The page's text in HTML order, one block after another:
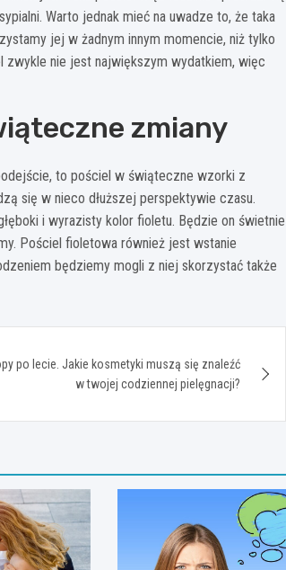
Warto jednak mieć na uwadze to, że taka
jej w żadnym innym momencie, niż tylko
zwykle nie jest największym wydatkiem, więc
zmiany
to pościel w świąteczne wzorki z
się w nieco dłuższej perspektywie czasu.
i wyrazisty kolor fioletu. Będzie on świetnie
Pościel fioletowa również jest wstanie
będziemy mogli z niej skorzystać także
po lecie. Jakie kosmetyki muszą się znaleźć
w twojej codziennej pielęgnacji?